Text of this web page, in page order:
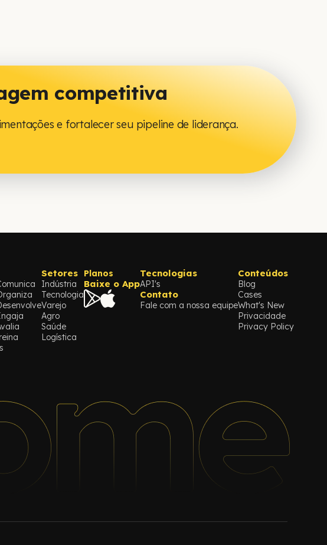
competitiva
e fortalecer seu pipeline de liderança.
Setores
Indústria
Tecnologia
Varejo
Agro
Saúde
Logística
Planos
Baixe o App
Tecnologias
API's
Contato
Fale com a nossa equipe
Conteúdos
Blog
Cases
What's New
Privacidade
Privacy Policy